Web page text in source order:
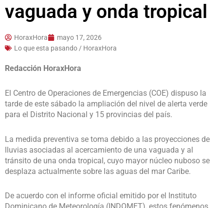
vaguada y onda tropical
HoraxHora
mayo 17, 2026
Lo que esta pasando / HoraxHora
Redacción HoraxHora
El Centro de Operaciones de Emergencias (COE) dispuso la
tarde de este sábado la ampliación del nivel de alerta verde
para el Distrito Nacional y 15 provincias del país.
La medida preventiva se toma debido a las proyecciones de
lluvias asociadas al acercamiento de una vaguada y al
tránsito de una onda tropical, cuyo mayor núcleo nuboso se
desplaza actualmente sobre las aguas del mar Caribe.
De acuerdo con el informe oficial emitido por el Instituto